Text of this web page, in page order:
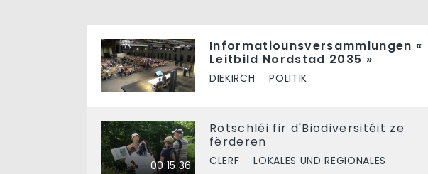
Informatiounsversammlungen «
Leitbild Nordstad 2035 »
DIEKIRCH POLITIK
00:15:36
Rotschléi fir d'Biodiversitéit ze
fërderen
CLERF LOKALES UND REGIONALES